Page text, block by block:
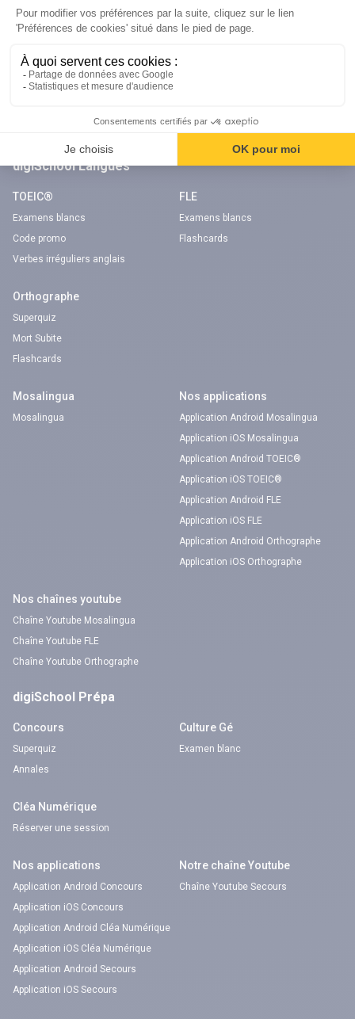
Code bateau
Examens blancs
Séries d’entraînement
Nos applications
digiSchool Langues
TOEIC®
Examens blancs
Code promo
Verbes irréguliers anglais
FLE
Examens blancs
Flashcards
Orthographe
Superquiz
Mort Subite
Flashcards
Mosalingua
Mosalingua
Nos applications
Application Android Mosalingua
Application iOS Mosalingua
Application Android TOEIC®
Application iOS TOEIC®
Application Android FLE
Application iOS FLE
Application Android Orthographe
Application iOS Orthographe
Nos chaînes youtube
Chaîne Youtube Mosalingua
Chaîne Youtube FLE
Chaîne Youtube Orthographe
digiSchool Prépa
Concours
Superquiz
Annales
Culture Gé
Examen blanc
Cléa Numérique
Réserver une session
Nos applications
Application Android Concours
Application iOS Concours
Application Android Cléa Numérique
Application iOS Cléa Numérique
Application Android Secours
Application iOS Secours
Notre chaîne Youtube
Chaîne Youtube Secours